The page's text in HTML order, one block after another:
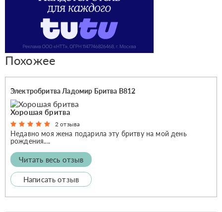
Похожее
Электробритва Ладомир Бритва В812
Хорошая бритва
2 отзыва
Недавно моя жена подарила эту бритву на мой день
рождения....
Читать весь отзыв
Написать отзыв